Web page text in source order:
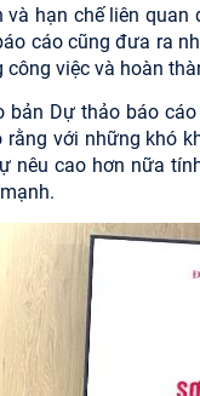
và hạn chế liên quan
cáo cũng đưa ra
việc và hoàn
bản Dự thảo báo
với những khó
nêu cao hơn nữa